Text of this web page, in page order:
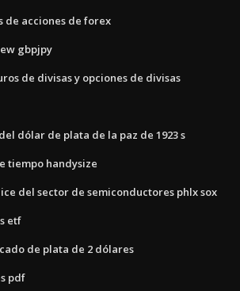
de acciones de forex
gbpjpy
de divisas y opciones de divisas
dólar de plata de la paz de 1923 s
tiempo handysize
del sector de semiconductores phlx sox
etf
de plata de 2 dólares
pdf